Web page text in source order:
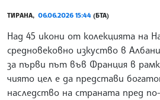
ТИРАНА, 06.06.2026 15:44 (БТА)
Над 45 икони от колекцията на
средновековно изкуство в
за първи път във Франция в
чиято цел е да представи
наследство на страната пред